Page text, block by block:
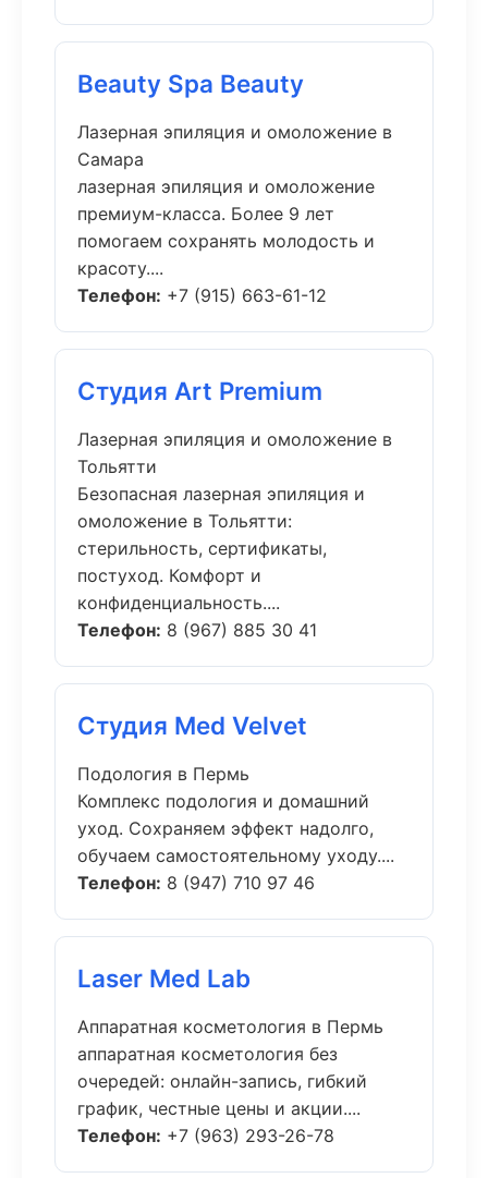
Beauty Spa Beauty
Лазерная эпиляция и омоложение в
Самара
лазерная эпиляция и омоложение
премиум-класса. Более 9 лет
помогаем сохранять молодость и
красоту....
Телефон: +7 (915) 663-61-12
Студия Art Premium
Лазерная эпиляция и омоложение в
Тольятти
Безопасная лазерная эпиляция и
омоложение в Тольятти:
стерильность, сертификаты,
постуход. Комфорт и
конфиденциальность....
Телефон: 8 (967) 885 30 41
Студия Med Velvet
Подология в Пермь
Комплекс подология и домашний
уход. Сохраняем эффект надолго,
обучаем самостоятельному уходу....
Телефон: 8 (947) 710 97 46
Laser Med Lab
Аппаратная косметология в Пермь
аппаратная косметология без
очередей: онлайн-запись, гибкий
график, честные цены и акции....
Телефон: +7 (963) 293-26-78